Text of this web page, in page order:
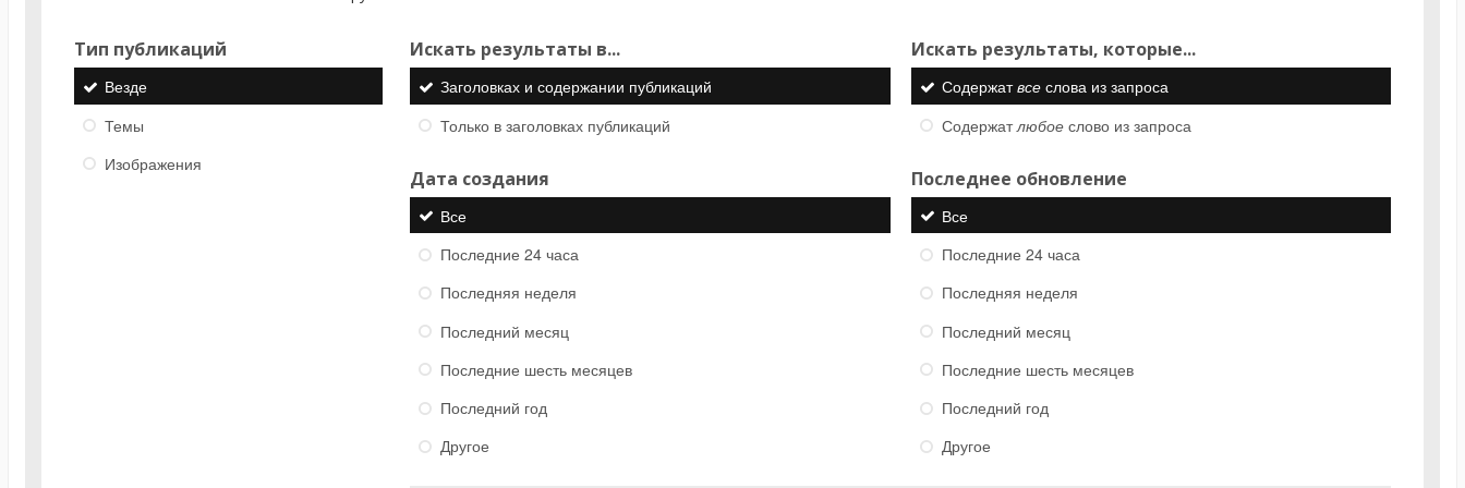
Тип публикаций
Везде
Темы
Изображения
Искать результаты в...
Заголовках и содержании публикаций
Только в заголовках публикаций
Искать результаты, которые...
Содержатвсеслова из запроса
Содержатлюбоеслово из запроса
Дата создания
Все
Последние 24 часа
Последняя неделя
Последний месяц
Последние шесть месяцев
Последний год
Другое
Последнее обновление
Все
Последние 24 часа
Последняя неделя
Последний месяц
Последние шесть месяцев
Последний год
Другое